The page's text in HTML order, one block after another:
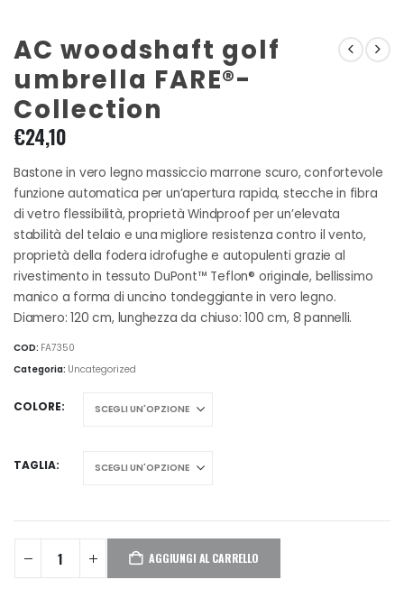
AC woodshaft golf
umbrella FARE®-
Collection
€24,10
Bastone in vero legno massiccio marrone scuro, confortevole
funzione automatica per un’apertura rapida, stecche in fibra
di vetro flessibilità, proprietà Windproof per un’elevata
stabilità del telaio e una migliore resistenza contro il vento,
proprietà della fodera idrofughe e autopulenti grazie al
rivestimento in tessuto DuPont™ Teflon® originale, bellissimo
manico a forma di uncino tondeggiante in vero legno.
Diamero: 120 cm, lunghezza da chiuso: 100 cm, 8 pannelli.
COD: FA7350
Categoria: Uncategorized
COLORE
TAGLIA
AGGIUNGI AL CARRELLO